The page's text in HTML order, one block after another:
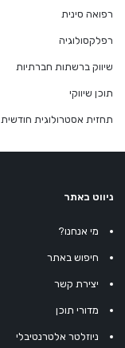
רפואה סינית
רפלקסולוגיה
שיווק ברשתות חברתיות
תוכן שיווקי
תחזית אסטרולוגית חודשית
ניווט באתר
מי אנחנו?
חיפוש באתר
יצירת קשר
מדורי תוכן
ניוזלטר אלטרנטיבלי